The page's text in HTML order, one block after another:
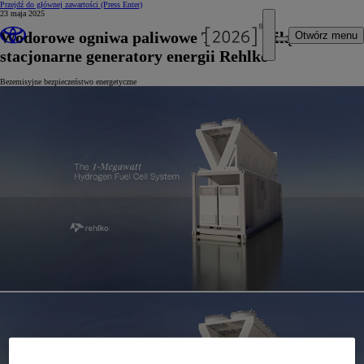
Przejdź do głównej zawartości (Press Enter)
Otwórz menu
23 maja 2025
Wodorowe ogniwa paliwowe Toyoty zasilą
stacjonarne generatory energii Rehlko
Bezemisyjne bezpieczeństwo energetyczne